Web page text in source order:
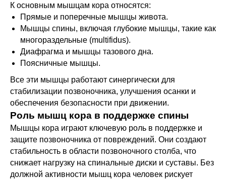
К основным мышцам кора относятся:
Прямые и поперечные мышцы живота.
Мышцы спины, включая глубокие мышцы, такие как
многораздельные (multifidus).
Диафрагма и мышцы тазового дна.
Поясничные мышцы.
Все эти мышцы работают синергически для
стабилизации позвоночника, улучшения осанки и
обеспечения безопасности при движении.
Роль мышц кора в поддержке спины
Мышцы кора играют ключевую роль в поддержке и
защите позвоночника от повреждений. Они создают
стабильность в области позвоночного столба, что
снижает нагрузку на спинальные диски и суставы. Без
должной активности мышц кора человек рискует